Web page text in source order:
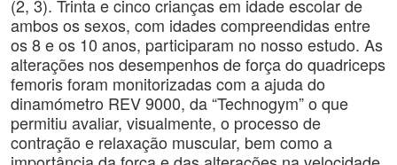
(2, 3). Trinta e cinco crianças em idade escolar de
ambos os sexos, com idades compreendidas entre
os 8 e os 10 anos, participaram no nosso estudo. As
alterações nos desempenhos de força do quadriceps
femoris foram monitorizadas com a ajuda do
dinamómetro REV 9000, da “Technogym” o que
permitiu avaliar, visualmente, o processo de
contração e relaxação muscular, bem como a